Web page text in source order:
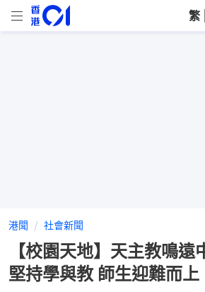
繁
港聞 社會新聞
【校園天地】天主教鳴遠
堅持學與教 師生迎難而上